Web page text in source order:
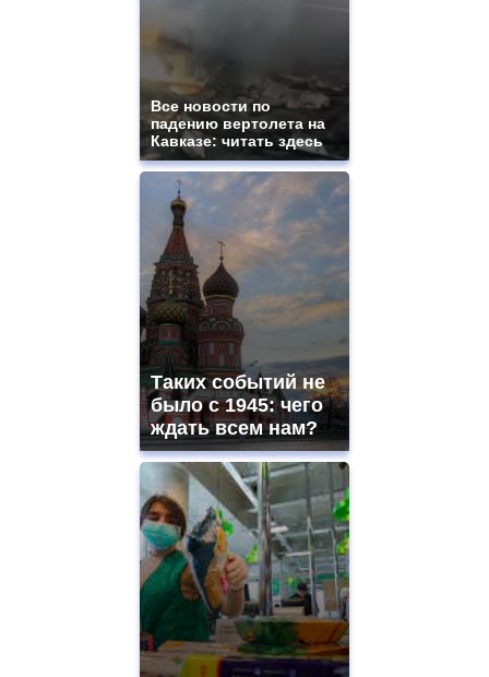
Все новости по
падению вертолета на
Кавказе: читать здесь
Таких событий не
было с 1945: чего
ждать всем нам?